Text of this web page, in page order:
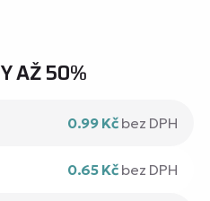
AŽ 50%
0.99 Kč bez DPH
0.65 Kč bez DPH